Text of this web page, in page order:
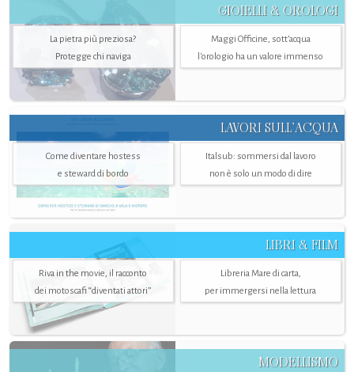
GIOIELLI & OROLOGI
La pietra più preziosa?
Protegge chi naviga
Maggi Officine, sott’acqua
l'orologio ha un valore immenso
LAVORI SULL’ACQUA
Come diventare hostess
e steward di bordo
Italsub: sommersi dal lavoro
non è solo un modo di dire
LIBRI & FILM
Riva in the movie, il racconto
dei motoscafi “diventati attori”
Libreria Mare di carta,
per immergersi nella lettura
MODELLISMO